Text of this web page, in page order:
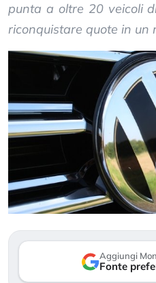
punta a oltre 20 veicoli
riconquistare quote in un
Aggiungi
Fonte